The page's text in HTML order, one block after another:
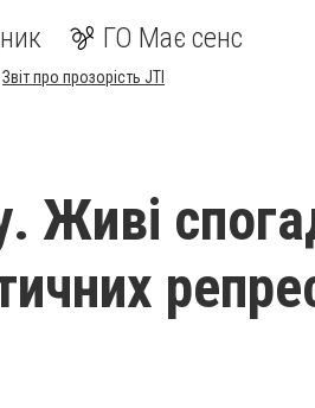
ГО Має сенс
Звіт про прозорість JTI
Живі